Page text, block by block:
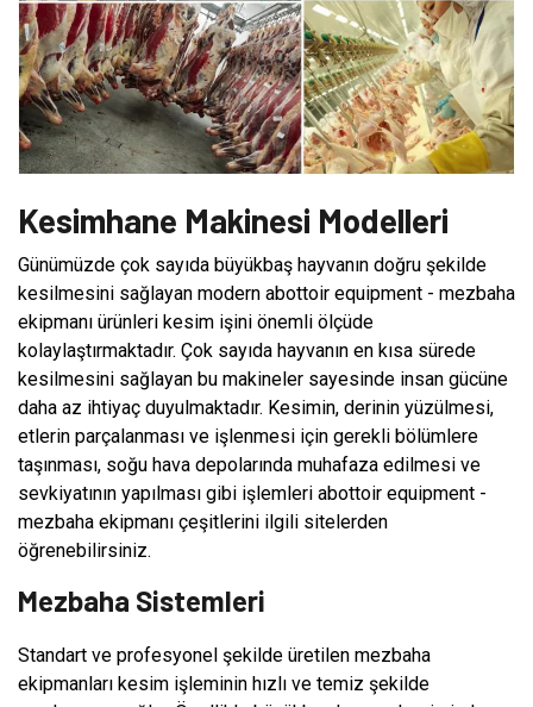
Kesimhane Makinesi Modelleri
Günümüzde çok sayıda büyükbaş hayvanın doğru şekilde
kesilmesini sağlayan modern abottoir equipment - mezbaha
ekipmanı ürünleri kesim işini önemli ölçüde
kolaylaştırmaktadır. Çok sayıda hayvanın en kısa sürede
kesilmesini sağlayan bu makineler sayesinde insan gücüne
daha az ihtiyaç duyulmaktadır. Kesimin, derinin yüzülmesi,
etlerin parçalanması ve işlenmesi için gerekli bölümlere
taşınması, soğu hava depolarında muhafaza edilmesi ve
sevkiyatının yapılması gibi işlemleri abottoir equipment -
mezbaha ekipmanı çeşitlerini ilgili sitelerden
öğrenebilirsiniz.
Mezbaha Sistemleri
Standart ve profesyonel şekilde üretilen mezbaha
ekipmanları kesim işleminin hızlı ve temiz şekilde